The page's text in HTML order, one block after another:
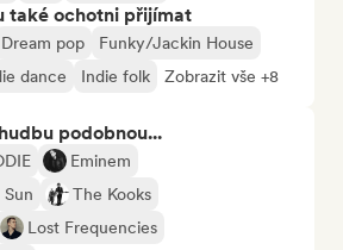
také ochotni přijímat
Dream pop
Funky/Jackin House
dance Indie folk Zobrazit vše +8
podobnou...
Eminem
The Kooks
Lost Frequencies